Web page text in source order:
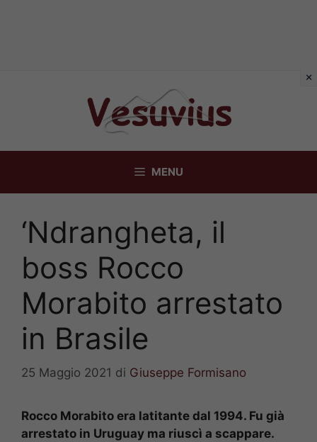
MENU
‘Ndrangheta, il
boss Rocco
Morabito arrestato
in Brasile
25 Maggio 2021 di Giuseppe Formisano
Rocco Morabito era latitante dal 1994. Fu già
arrestato in Uruguay ma riuscì a scappare.